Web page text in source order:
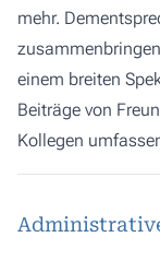
mehr.
einem breiten
Beiträge von
Kollegen